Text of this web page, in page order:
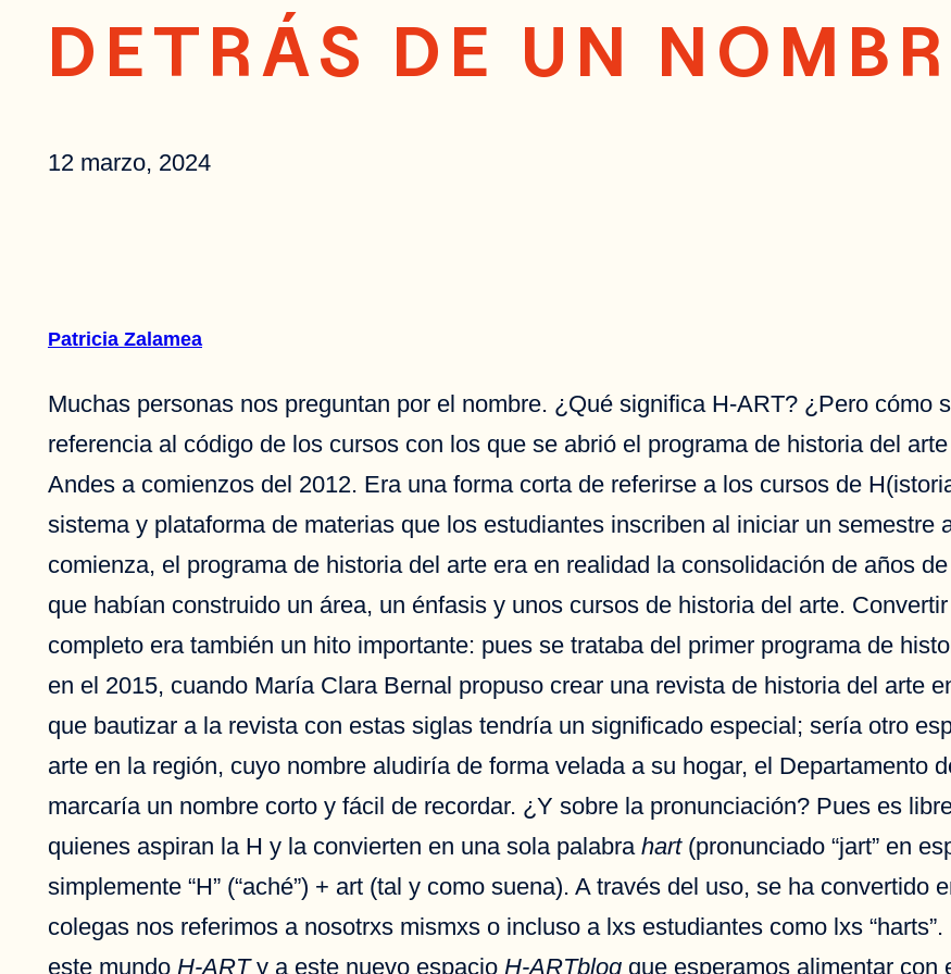
DETRÁS DE UN
12 marzo, 2024
Patricia Zalamea
Muchas personas nos preguntan por el nombre. ¿Qué significa H-ART? ¿Pero cómo
referencia al código de los cursos con los que se abrió el programa de historia del
Andes a comienzos del 2012. Era una forma corta de referirse a los cursos de
sistema y plataforma de materias que los estudiantes inscriben al iniciar un semestre
comienza, el programa de historia del arte era en realidad la consolidación de años
que habían construido un área, un énfasis y unos cursos de historia del arte.
completo era también un hito importante: pues se trataba del primer programa de
en el 2015, cuando María Clara Bernal propuso crear una revista de historia del arte
que bautizar a la revista con estas siglas tendría un significado especial; sería otro
arte en la región, cuyo nombre aludiría de forma velada a su hogar, el Departamento
marcaría un nombre corto y fácil de recordar. ¿Y sobre la pronunciación? Pues es
quienes aspiran la H y la convierten en una sola palabra hart(pronunciado “jart” en
simplemente “H” (“aché”) + art (tal y como suena). A través del uso, se ha convertido
colegas nos referimos a nosotrxs mismxs o incluso a lxs estudiantes como lxs
este mundo H-ARTy a este nuevo espacio H-ARTblog que esperamos alimentar con